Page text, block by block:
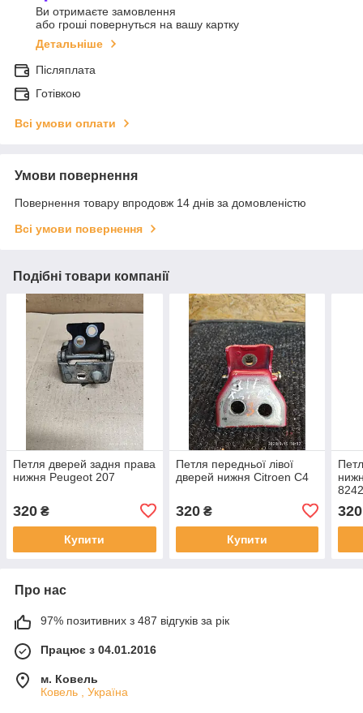
Ви отримаєте замовлення
або гроші повернуться на вашу картку
Детальніше
Післяплата
Готівкою
Всі умови оплати
Умови повернення
Повернення товару впродовж 14 днів за домовленістю
Всі умови повернення
Подібні товари компанії
Петля дверей задня права
нижня Peugeot 207
320 ₴
Купити
Петля передньої лівої
дверей нижня Citroen C4
320₴
Купити
320
Про нас
97% позитивних з 487 відгуків за рік
Працює з 04.01.2016
м. Ковель
Ковель , Україна